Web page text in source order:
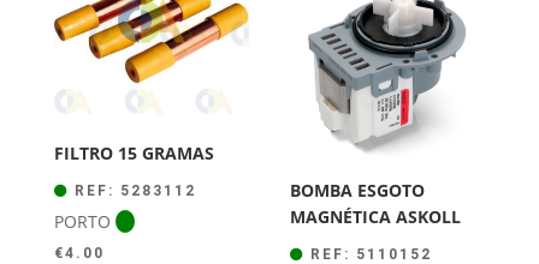
FILTRO 15 GRAMAS
REF: 5283112
PORTO
€4.00
BOMBA ESGOTO
MAGNÉTICA ASKOLL
REF: 5110152